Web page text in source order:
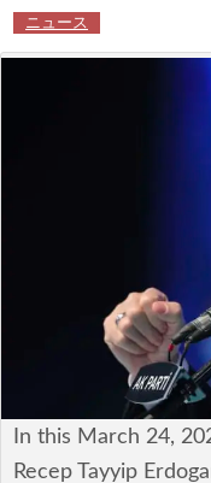
COVID-19
カルチャー
ポリシー
税制・予算
ニュース
In this March 24,
Recep Tayyip